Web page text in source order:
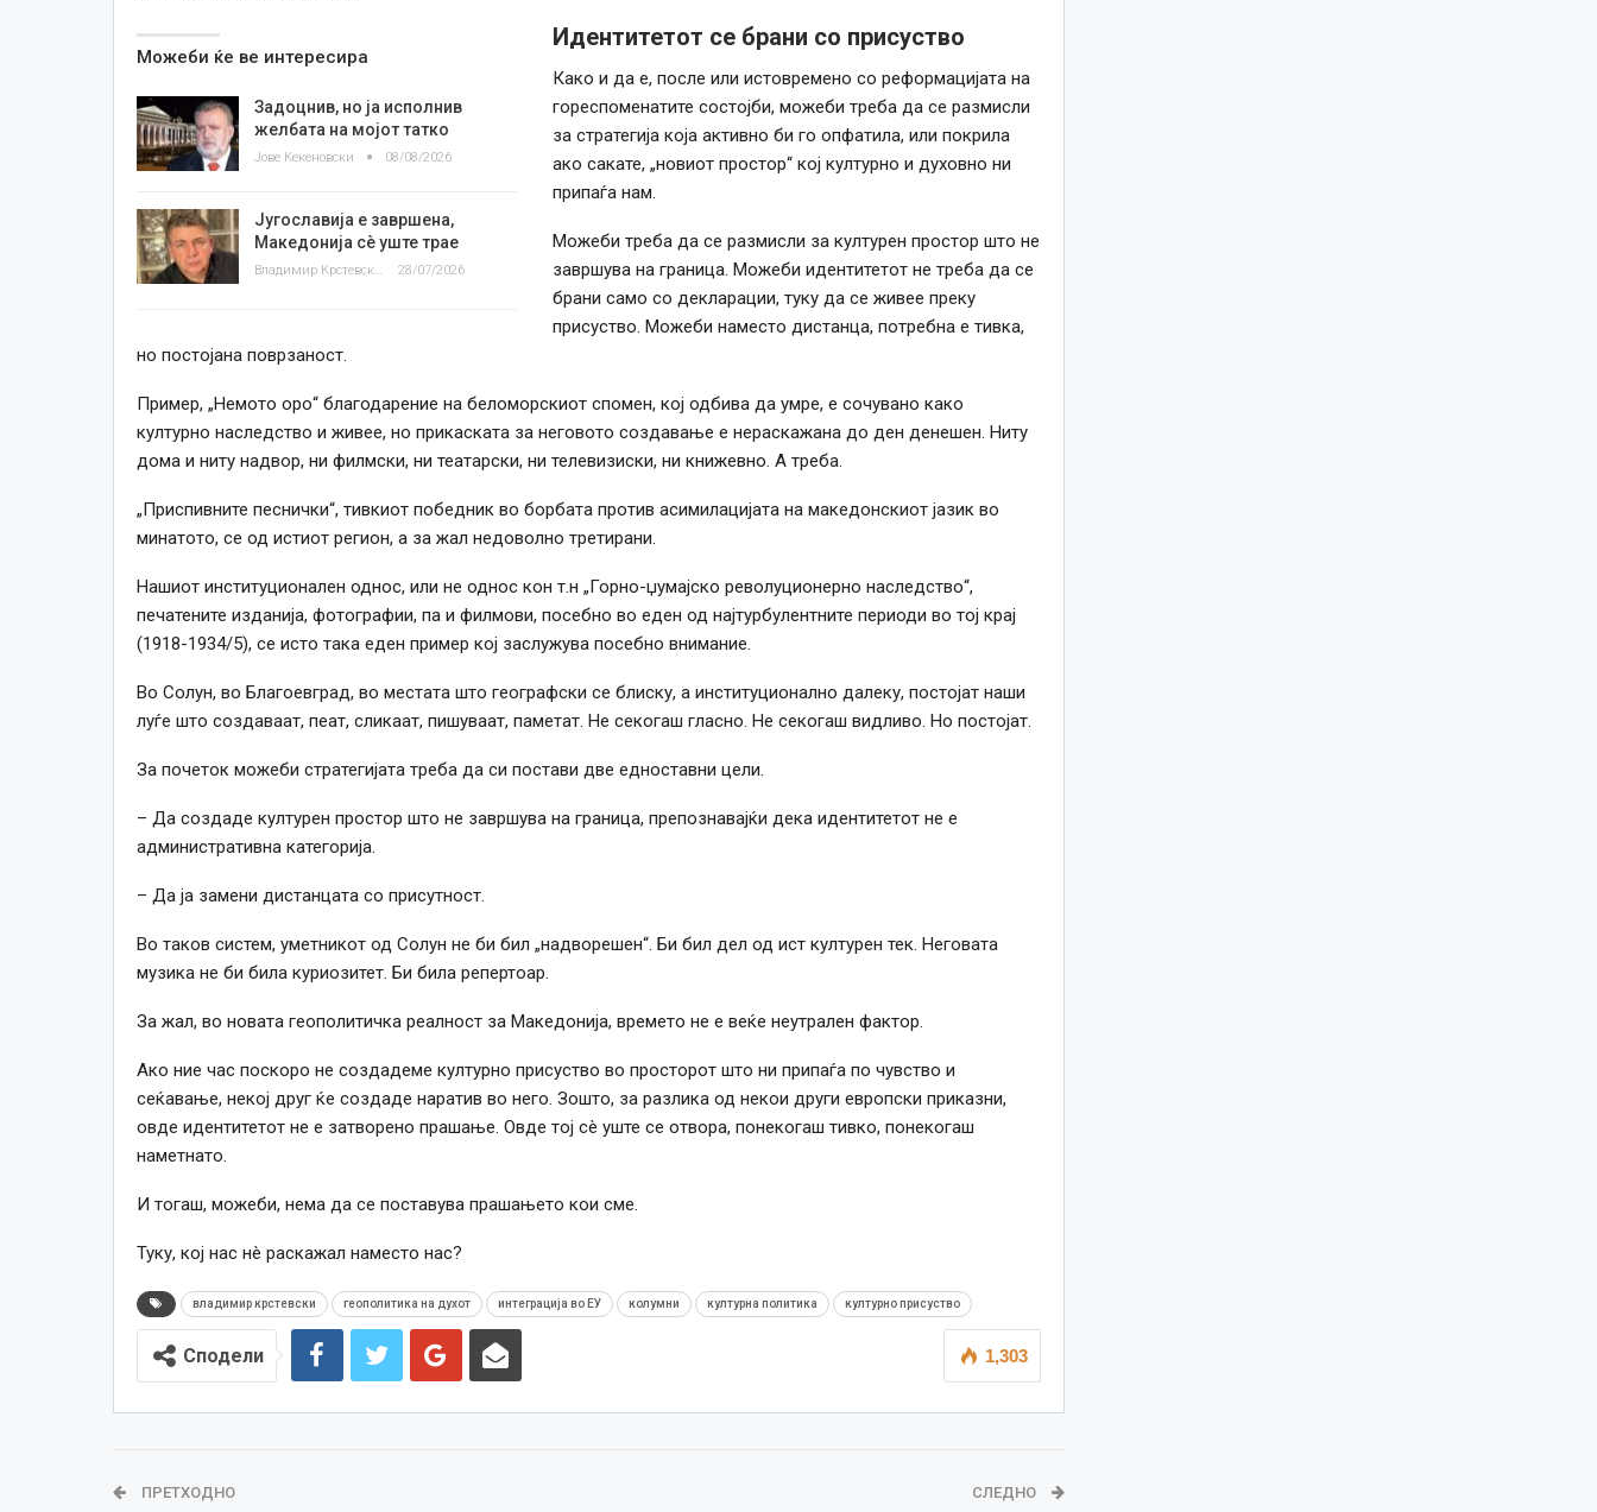
Можеби ќе ве интересира
Задоцнив, но ја исполнив
желбата на мојот татко
Јове Кекеновски 08/08/2026
Југославија е завршена,
Македонија сè уште трае
Владимир Крстевски 28/07/2026
Идентитетот се брани со присуство
Како и да е, после или истовремено со реформацијата на
гореспоменатите состојби, можеби треба да се размисли
за стратегија која активно би го опфатила, или покрила
ако сакате, „новиот простор“ кој културно и духовно ни
припаѓа нам.
Можеби треба да се размисли за културен простор што не
завршува на граница. Можеби идентитетот не треба да се
брани само со декларации, туку да се живее преку
присуство. Можеби наместо дистанца, потребна е тивка,
но постојана поврзаност.
Пример, „Немото оро“ благодарение на беломорскиот спомен, кој одбива да умре, е сочувано како
културно наследство и живее, но прикаската за неговото создавање е нераскажана до ден денешен. Ниту
дома и ниту надвор, ни филмски, ни театарски, ни телевизиски, ни книжевно. А треба.
„Приспивните песнички“, тивкиот победник во борбата против асимилацијата на македонскиот јазик во
минатото, се од истиот регион, а за жал недоволно третирани.
Нашиот институционален однос, или не однос кон т.н „Горно-џумајско револуционерно наследство“,
печатените изданија, фотографии, па и филмови, посебно во еден од најтурбулентните периоди во тој крај
(1918-1934/5), се исто така еден пример кој заслужува посебно внимание.
Во Солун, во Благоевград, во местата што географски се блиску, а институционално далеку, постојат наши
луѓе што создаваат, пеат, сликаат, пишуваат, паметат. Не секогаш гласно. Не секогаш видливо. Но постојат.
За почеток можеби стратегијата треба да си постави две едноставни цели.
– Да создаде културен простор што не завршува на граница, препознавајќи дека идентитетот не е
административна категорија.
– Да ја замени дистанцата со присутност.
Во таков систем, уметникот од Солун не би бил „надворешен“. Би бил дел од ист културен тек. Неговата
музика не би била куриозитет. Би била репертоар.
За жал, во новата геополитичка реалност за Македонија, времето не e веќе неутрален фактор.
Ако ние час поскоро не создадеме културно присуство во просторот што ни припаѓа по чувство и
сеќавање, некој друг ќе создаде наратив во него. Зошто, за разлика од некои други европски приказни,
овде идентитетот не е затворено прашање. Овде тој сè уште се отвора, понекогаш тивко, понекогаш
наметнато.
И тогаш, можеби, нема да се поставува прашањето кои сме.
Туку, кој нас нè раскажал наместо нас?
владимир крстевски геополитика на духот интеграција во ЕУ колумни културна политика културно присуство
1,303
Сподели
ПРЕТХОДНО СЛЕДНО